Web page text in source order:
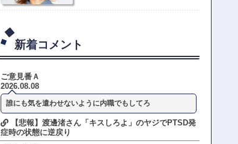
新着コメント
ご意見番Ａ
2026.08.08
誰にも気を遣わせないように内職でもしてろ
【悲報】渡邊渚さん「キスしろよ」のヤジでPTSD発
症時の状態に逆戻り